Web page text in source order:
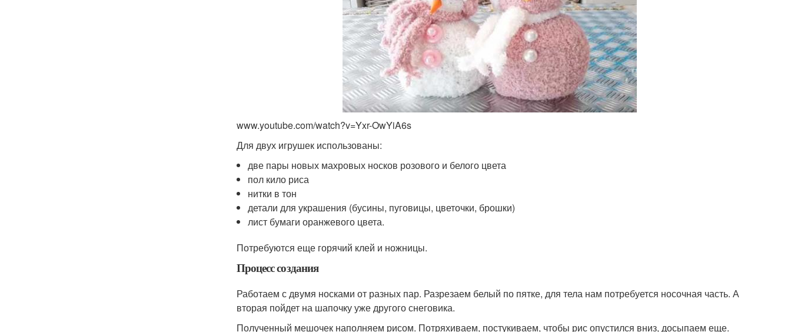
www.youtube.com/watch?v=Yxr-OwYiA6s
Для двух игрушек использованы:
две пары новых махровых носков розового и белого цвета
пол кило риса
нитки в тон
детали для украшения (бусины, пуговицы, цветочки, брошки)
лист бумаги оранжевого цвета.
Потребуются еще горячий клей и ножницы.
Процесс создания
Работаем с двумя носками от разных пар. Разрезаем белый по пятке, для тела нам потребуется носочная часть. А
вторая пойдет на шапочку уже другого снеговика.
Полученный мешочек наполняем рисом. Потряхиваем, постукиваем, чтобы рис опустился вниз, досыпаем еще.